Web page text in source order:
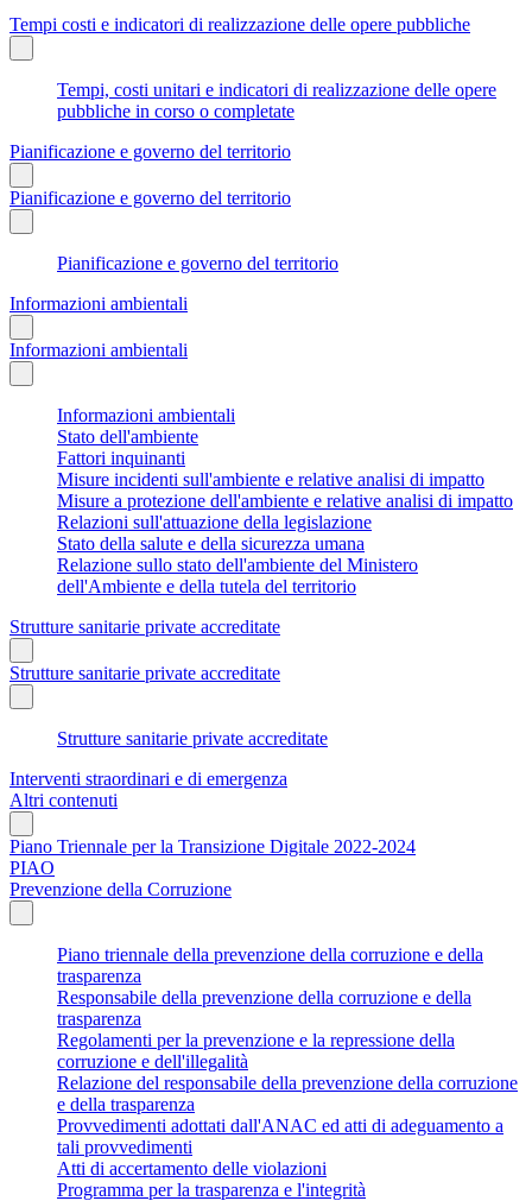
Tempi costi e indicatori di realizzazione delle opere pubbliche
Tempi, costi unitari e indicatori di realizzazione delle opere
pubbliche in corso o completate
Pianificazione e governo del territorio
Pianificazione e governo del territorio
Pianificazione e governo del territorio
Informazioni ambientali
Informazioni ambientali
Informazioni ambientali
Stato dell'ambiente
Fattori inquinanti
Misure incidenti sull'ambiente e relative analisi di impatto
Misure a protezione dell'ambiente e relative analisi di impatto
Relazioni sull'attuazione della legislazione
Stato della salute e della sicurezza umana
Relazione sullo stato dell'ambiente del Ministero
dell'Ambiente e della tutela del territorio
Strutture sanitarie private accreditate
Strutture sanitarie private accreditate
Strutture sanitarie private accreditate
Interventi straordinari e di emergenza
Altri contenuti
Piano Triennale per la Transizione Digitale 2022-2024
PIAO
Prevenzione della Corruzione
Piano triennale della prevenzione della corruzione e della
trasparenza
Responsabile della prevenzione della corruzione e della
trasparenza
Regolamenti per la prevenzione e la repressione della
corruzione e dell'illegalità
Relazione del responsabile della prevenzione della corruzione
e della trasparenza
Provvedimenti adottati dall'ANAC ed atti di adeguamento a
tali provvedimenti
Atti di accertamento delle violazioni
Programma per la trasparenza e l'integrità